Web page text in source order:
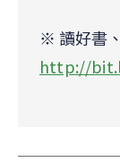
※ 讀好書
http://